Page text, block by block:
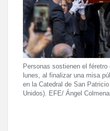
Personas sostienen el
lunes, al finalizar una misa
en la Catedral de San
Unidos). EFE/ Ángel